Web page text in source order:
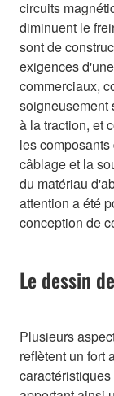
circuits
diminuent le
sont de
exigences
commerciaux,
soigneusement
à la traction, et
les
câblage et la
du matériau
attention a été
conception de
Le dessin
Plusieurs
reflètent un fort